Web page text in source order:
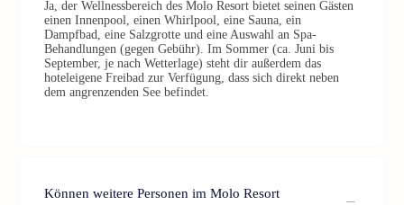
Ja, der Wellnessbereich des Molo Resort bietet seinen Gästen
einen Innenpool, einen Whirlpool, eine Sauna, ein
Dampfbad, eine Salzgrotte und eine Auswahl an Spa-
Behandlungen (gegen Gebühr). Im Sommer (ca. Juni bis
September, je nach Wetterlage) steht dir außerdem das
hoteleigene Freibad zur Verfügung, dass sich direkt neben
dem angrenzenden See befindet.
Können weitere Personen im Molo Resort